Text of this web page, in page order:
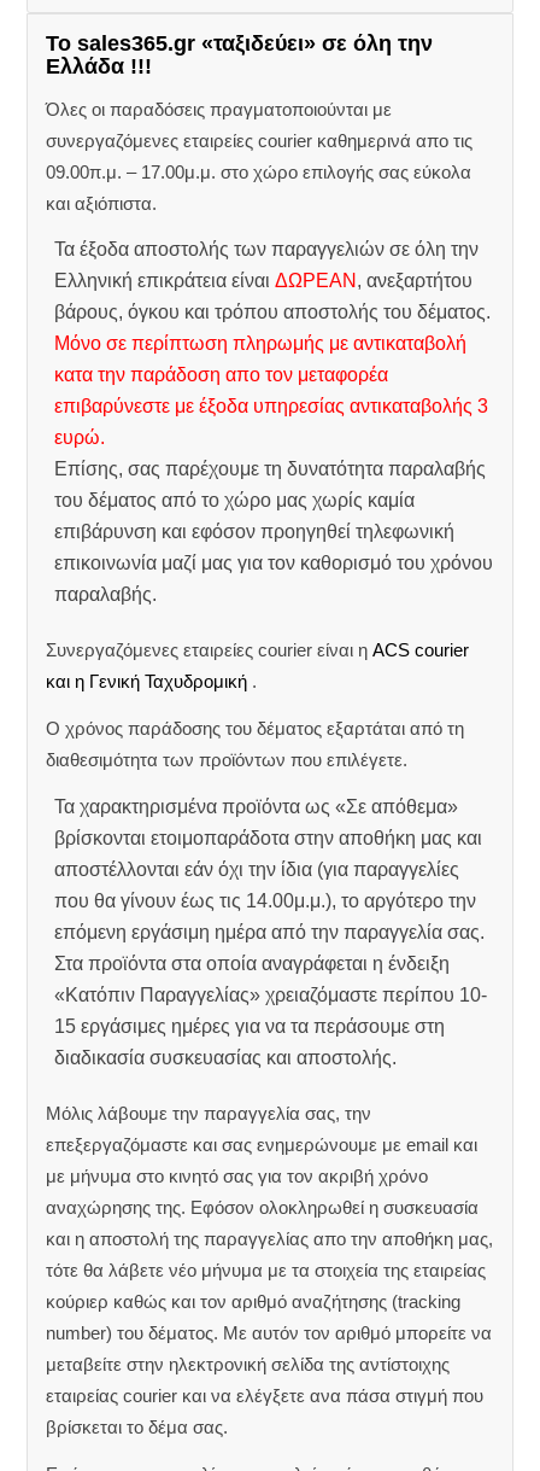
Το sales365.gr «ταξιδεύει» σε όλη την
Ελλάδα !!!
Όλες οι παραδόσεις πραγματοποιούνται με
συνεργαζόμενες εταιρείες courier καθημερινά απο τις
09.00π.μ. – 17.00μ.μ. στο χώρο επιλογής σας εύκολα
και αξιόπιστα.
Τα έξοδα αποστολής των παραγγελιών σε όλη την
Ελληνική επικράτεια είναιΔΩΡΕΑΝ , ανεξαρτήτου
βάρους, όγκου και τρόπου αποστολής του δέματος.
Μόνο σε περίπτωση πληρωμής με αντικαταβολή
κατα την παράδοση απο τον μεταφορέα
επιβαρύνεστε με έξοδα υπηρεσίας αντικαταβολής 3
ευρώ.
Επίσης, σας παρέχουμε τη δυνατότητα παραλαβής
του δέματος από το χώρο μας χωρίς καμία
επιβάρυνση και εφόσον προηγηθεί τηλεφωνική
επικοινωνία μαζί μας για τον καθορισμό του χρόνου
παραλαβής.
Συνεργαζόμενες εταιρείες courier είναι ηACS courier
και η Γενική Ταχυδρομική .
Ο χρόνος παράδοσης του δέματος εξαρτάται από τη
διαθεσιμότητα των προϊόντων που επιλέγετε.
Τα χαρακτηρισμένα προϊόντα ως «Σε απόθεμα»
βρίσκονται ετοιμοπαράδοτα στην αποθήκη μας και
αποστέλλονται εάν όχι την ίδια (για παραγγελίες
που θα γίνουν έως τις 14.00μ.μ.), το αργότερο την
επόμενη εργάσιμη ημέρα από την παραγγελία σας.
Στα προϊόντα στα οποία αναγράφεται η ένδειξη
«Κατόπιν Παραγγελίας» χρειαζόμαστε περίπου 10-
15 εργάσιμες ημέρες για να τα περάσουμε στη
διαδικασία συσκευασίας και αποστολής.
Μόλις λάβουμε την παραγγελία σας, την
επεξεργαζόμαστε και σας ενημερώνουμε με email και
με μήνυμα στο κινητό σας για τον ακριβή χρόνο
αναχώρησης της. Εφόσον ολοκληρωθεί η συσκευασία
και η αποστολή της παραγγελίας απο την αποθήκη μας,
τότε θα λάβετε νέο μήνυμα με τα στοιχεία της εταιρείας
κούριερ καθώς και τον αριθμό αναζήτησης (tracking
number) του δέματος. Με αυτόν τον αριθμό μπορείτε να
μεταβείτε στην ηλεκτρονική σελίδα της αντίστοιχης
εταιρείας courier και να ελέγξετε ανα πάσα στιγμή που
βρίσκεται το δέμα σας.